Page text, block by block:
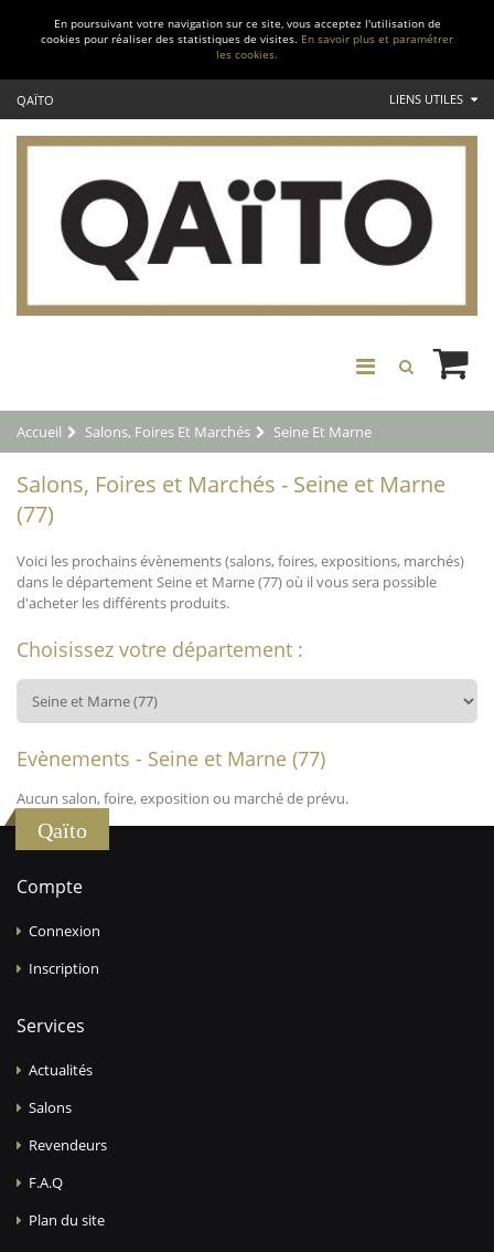
En poursuivant votre navigation sur ce site, vous acceptez l'utilisation de
cookies pour réaliser des statistiques de visites. En savoir plus et paramétrer
les cookies.
QAÏTO LIENS UTILES
Accueil Salons, Foires Et Marchés Seine Et Marne
Salons, Foires et Marchés - Seine et Marne
(77)
Voici les prochains évènements (salons, foires, expositions, marchés)
dans le département Seine et Marne (77) où il vous sera possible
d'acheter les différents produits.
Choisissez votre département :
Evènements - Seine et Marne (77)
Aucun salon, foire, exposition ou marché de prévu.
Qaïto
Compte
Connexion
Inscription
Services
Actualités
Salons
Revendeurs
F.A.Q
Plan du site